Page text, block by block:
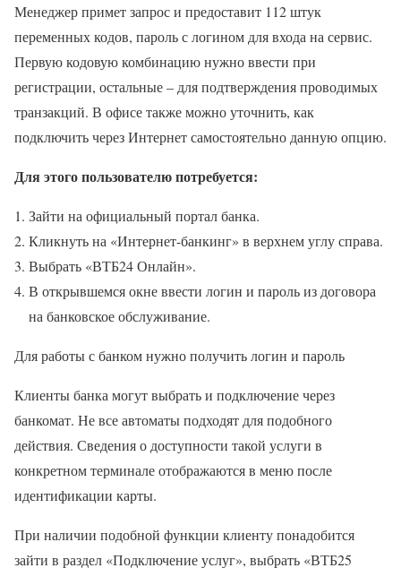
Менеджер примет запрос и предоставит 112 штук
переменных кодов, пароль с логином для входа на сервис.
Первую кодовую комбинацию нужно ввести при
регистрации, остальные – для подтверждения проводимых
транзакций. В офисе также можно уточнить, как
подключить через Интернет самостоятельно данную опцию.
Для этого пользователю потребуется:
Зайти на официальный портал банка.
Кликнуть на «Интернет-банкинг» в верхнем углу справа.
Выбрать «ВТБ24 Онлайн».
В открывшемся окне ввести логин и пароль из договора
на банковское обслуживание.
Для работы с банком нужно получить логин и пароль
Клиенты банка могут выбрать и подключение через
банкомат. Не все автоматы подходят для подобного
действия. Сведения о доступности такой услуги в
конкретном терминале отображаются в меню после
идентификации карты.
При наличии подобной функции клиенту понадобится
зайти в раздел «Подключение услуг», выбрать «ВТБ25